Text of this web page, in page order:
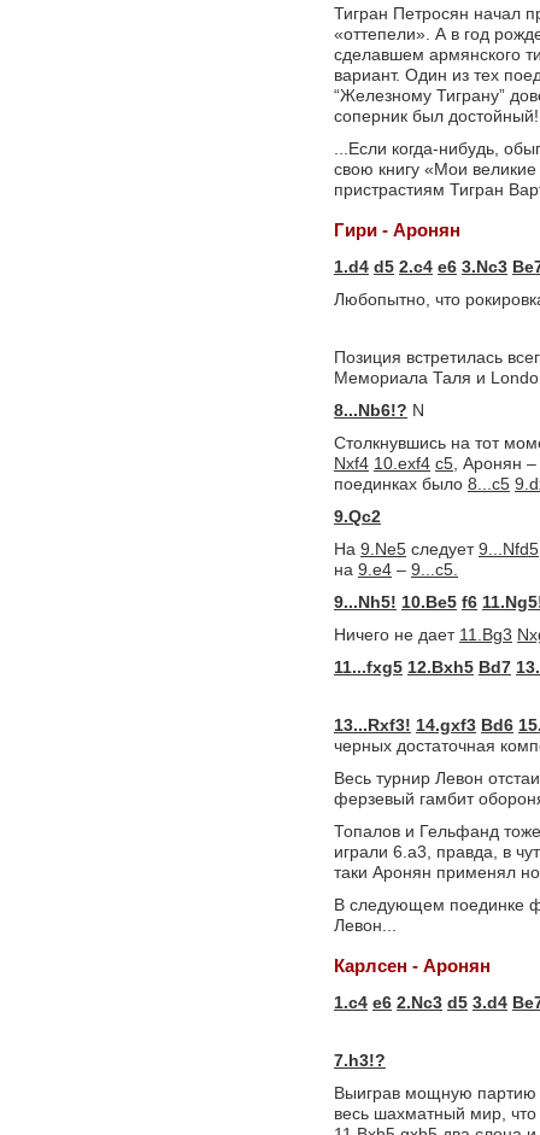
Тигран Петросян начал
«оттепели». А в год
сделавшем армянского
вариант. Один из тех
“Железному Тиграну”
соперник был достойный!
...Если когда-нибудь,
свою книгу «Мои
пристрастиям Тигран
Гири - Аронян
1.d4 d5 2.c4 e6 3.Nc3
Любопытно, что
Позиция встретилась
Мемориала Таля и
8...Nb6!? N
Столкнувшись на тот
Nxf4 10.exf4 c5, Аронян
поединках было 8...c5
9.Qc2
На 9.Ne5 следует9...Nfd5
на 9.e4 – 9...c5.
9...Nh5! 10.Be5 f6
Ничего не дает 11.Bg3
11...fxg5 12.Bxh5 Bd7
13...Rxf3! 14.gxf3 Bd6
черных достаточная
Весь турнир Левон
ферзевый гамбит
Топалов и Гельфанд
играли 6.а3, правда, в
таки Аронян применял
В следующем поединке
Левон...
Карлсен - Аронян
1.c4 e6 2.Nc3 d5 3.d4
7.h3!?
Выиграв мощную партию
весь шахматный мир,